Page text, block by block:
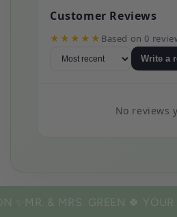
Customer Reviews
★★★★★ Based on 0
Write a
No reviews
MR. & MRS. GREEN 🍀 YOUR